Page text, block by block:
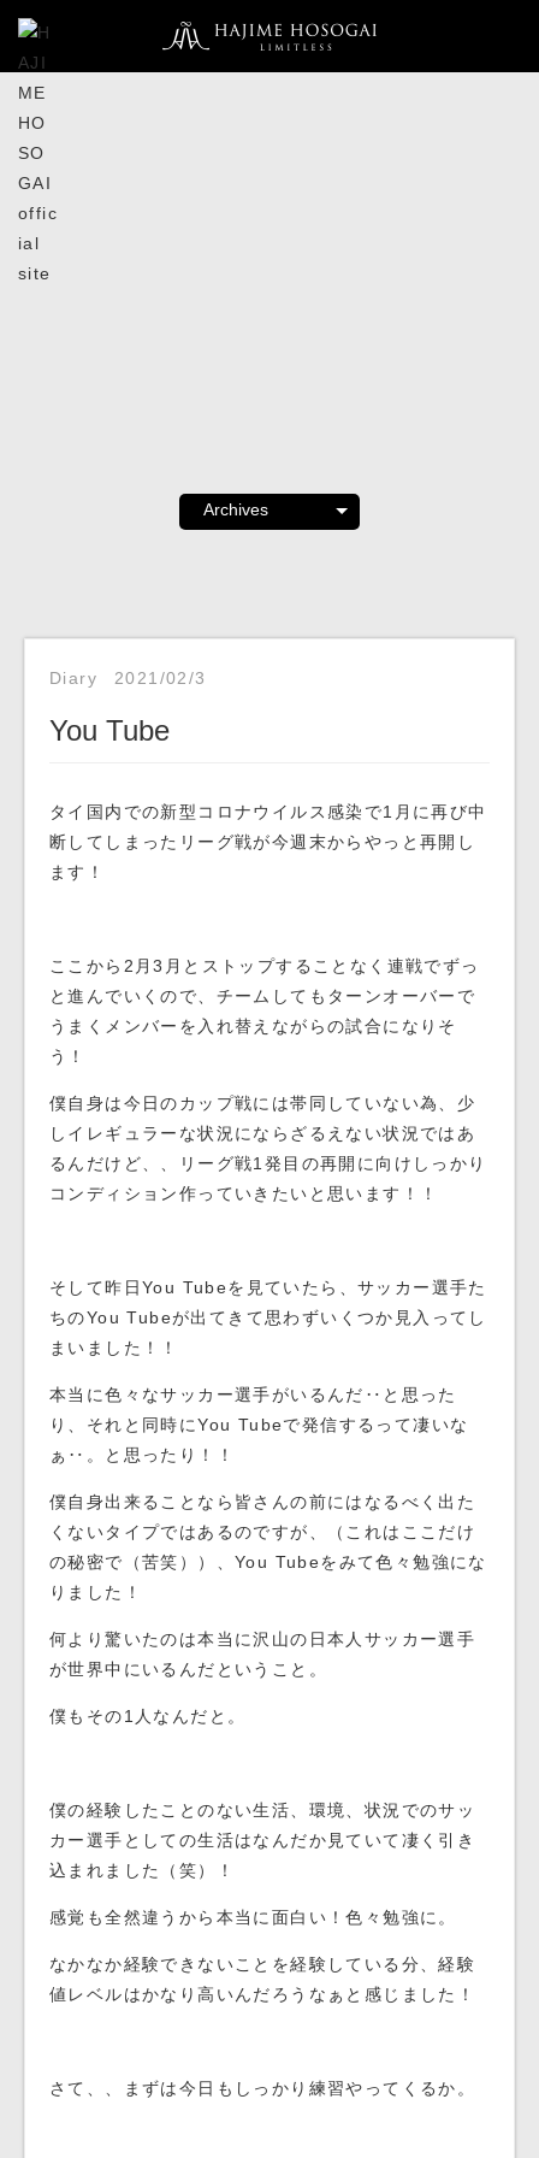
Diary 2021/02/3
You Tube
タイ国内での新型コロナウイルス感染で1月に再び中
断してしまったリーグ戦が今週末からやっと再開し
ます！
ここから2月3月とストップすることなく連戦でずっ
と進んでいくので、チームしてもターンオーバーで
うまくメンバーを入れ替えながらの試合になりそ
う！
僕自身は今日のカップ戦には帯同していない為、少
しイレギュラーな状況にならざるえない状況ではあ
るんだけど、、リーグ戦1発目の再開に向けしっかり
コンディション作っていきたいと思います！！
そして昨日You Tubeを見ていたら、サッカー選手た
ちのYou Tubeが出てきて思わずいくつか見入ってし
まいました！！
本当に色々なサッカー選手がいるんだ‥と思った
り、それと同時にYou Tubeで発信するって凄いな
ぁ‥。と思ったり！！
僕自身出来ることなら皆さんの前にはなるべく出た
くないタイプではあるのですが、（これはここだけ
の秘密で（苦笑））、You Tubeをみて色々勉強にな
りました！
何より驚いたのは本当に沢山の日本人サッカー選手
が世界中にいるんだということ。
僕もその1人なんだと。
僕の経験したことのない生活、環境、状況でのサッ
カー選手としての生活はなんだか見ていて凄く引き
込まれました（笑）！
感覚も全然違うから本当に面白い！色々勉強に。
なかなか経験できないことを経験している分、経験
値レベルはかなり高いんだろうなぁと感じました！
さて、、まずは今日もしっかり練習やってくるか。